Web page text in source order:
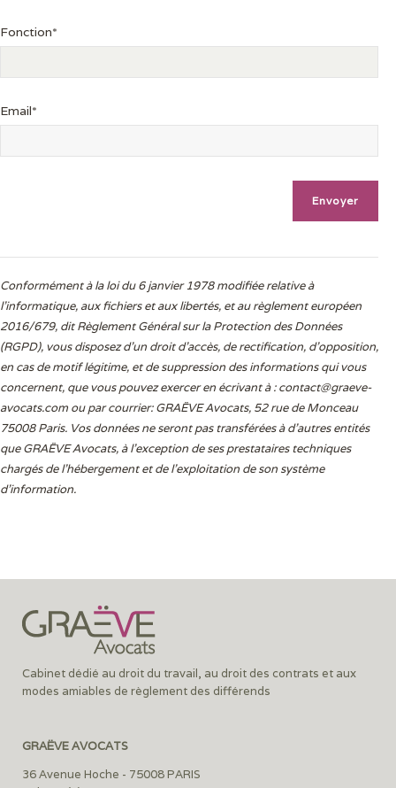
Fonction*
Email*
Conformément à la loi du 6 janvier 1978 modifiée relative à
l'informatique, aux fichiers et aux libertés, et au règlement européen
2016/679, dit Règlement Général sur la Protection des Données
(RGPD), vous disposez d’un droit d’accès, de rectification, d’opposition,
en cas de motif légitime, et de suppression des informations qui vous
concernent, que vous pouvez exercer en écrivant à :contact@graeve-
avocats.com ou par courrier: GRAËVE Avocats, 52 rue de Monceau
75008 Paris. Vos données ne seront pas transférées à d’autres entités
que GRAËVE Avocats, à l’exception de ses prestataires techniques
chargés de l’hébergement et de l’exploitation de son système
d’information.
Cabinet dédié au droit du travail, au droit des contrats et aux
modes amiables de règlement des différends
GRAËVE AVOCATS
36 Avenue Hoche - 75008 PARIS